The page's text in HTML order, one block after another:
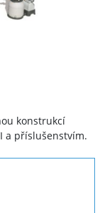
konstrukcí
a příslušenstvím.